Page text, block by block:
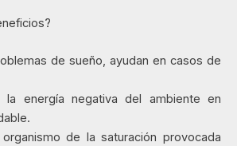
de sueño, ayudan en casos de
la energía negativa del ambiente en
de la saturación provocada